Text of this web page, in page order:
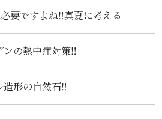
要ですよね‼️真夏に考える
ンの熱中症対策‼️
形の自然石‼️